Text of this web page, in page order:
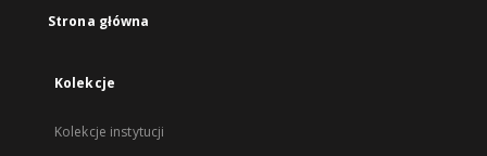
Strona główna
Kolekcje
Kolekcje instytucji